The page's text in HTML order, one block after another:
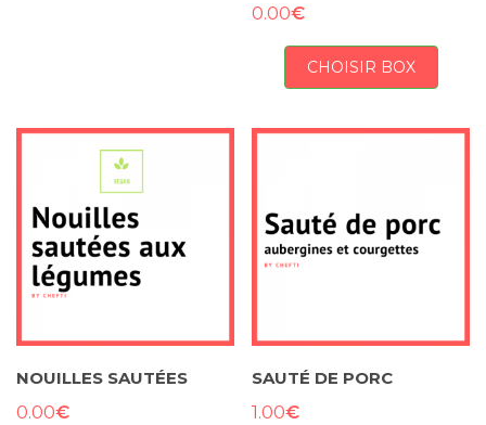
0.00€
CHOISIR BOX
NOUILLES SAUTÉES
0.00€
SAUTÉ DE PORC
1.00€